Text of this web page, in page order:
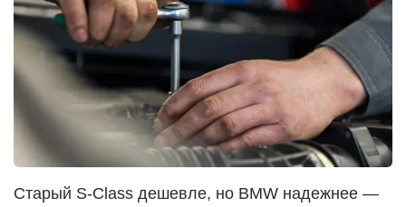
Старый S-Class дешевле, но BMW надежнее —